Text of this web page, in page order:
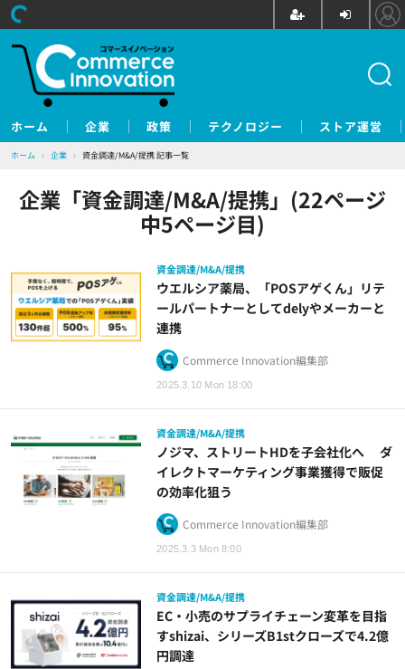
ホーム 企業 政策 テクノロジー ストア運営
ホーム › 企業 › 資金調達/M&A/提携 記事一覧
企業「資金調達/M&A/提携」(22ページ
中5ページ目)
資金調達/M&A/提携
2025.3.10 Mon 18:00
ウエルシア薬局、「POSアゲくん」リテ
ールパートナーとしてdelyやメーカーと
連携
Commerce Innovation編集部
資金調達/M&A/提携
2025.3.3 Mon 8:00
ノジマ、ストリートHDを子会社化へ ダ
イレクトマーケティング事業獲得で販促
の効率化狙う
Commerce Innovation編集部
資金調達/M&A/提携
EC・小売のサプライチェーン変革を目指
すshizai、シリーズB1stクローズで4.2億
円調達